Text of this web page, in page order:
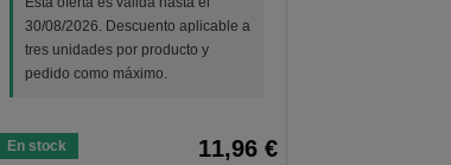
30/08/2026. Descuento aplicable a
tres unidades por producto y
pedido como máximo.
En stock 11,96 €